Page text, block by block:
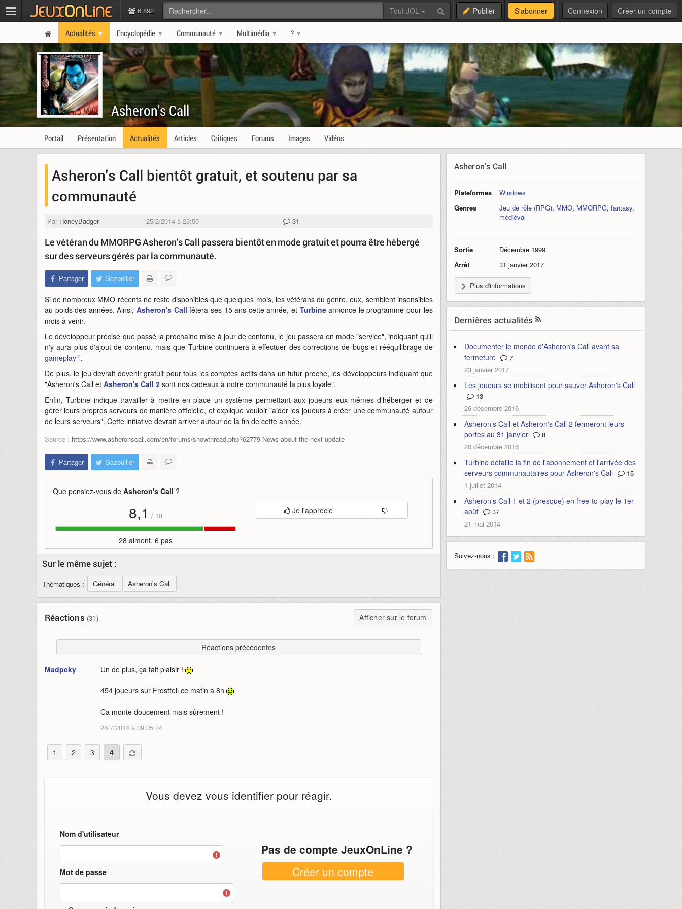
6 892 Tout JOL Publier S'abonner Connexion Créer un compte
Actualités Encyclopédie Communauté Multimédia ?
Asheron's Call
Portail Présentation Actualités Articles Critiques Forums Images Vidéos
Asheron's Call bientôt gratuit, et soutenu par sa
communauté
Par HoneyBadger 25/2/2014 à 23:50 31
Le vétéran du MMORPG Asheron's Call passera bientôt en mode gratuit et pourra être hébergé
sur des serveurs gérés par la communauté.
Partager Gazouiller
Si de nombreux MMO récents ne reste disponibles que quelques mois, les vétérans du genre, eux, semblent insensibles
au poids des années. Ainsi,Asheron's Call fêtera ses 15 ans cette année, et Turbineannonce le programme pour les
mois à venir.
Le développeur précise que passé la prochaine mise à jour de contenu, le jeu passera en mode "service", indiquant qu'il
n'y aura plus d'ajout de contenu, mais que Turbine continuera à effectuer des corrections de bugs et rééquilibrage de
gameplay .
De plus, le jeu devrait devenir gratuit pour tous les comptes actifs dans un futur proche, les développeurs indiquant que
"Asheron's Call et Asheron's Call 2 sont nos cadeaux à notre communauté la plus loyale".
Enfin, Turbine indique travailler à mettre en place un système permettant aux joueurs eux-mêmes d'héberger et de
gérer leurs propres serveurs de manière officielle, et explique vouloir "aider les joueurs à créer une communauté autour
de leurs serveurs". Cette initiative devrait arriver autour de la fin de cette année.
Source : https://www.asheronscall.com/en/forums/showthread.php?62779-News-about-the-next-update
Partager Gazouiller
Que pensiez-vous de Asheron's Call ?
8,1 / 10
28 aiment, 6 pas
Je l'apprécie
Sur le même sujet :
Thématiques : Général Asheron's Call
Réactions (31) Afficher sur le forum
Réactions précédentes
Madpeky Un de plus, ça fait plaisir !
454 joueurs sur Frostfell ce matin à 8h
Ca monte doucement mais sûrement !
28/7/2014 à 09:05:04
1 2 3 4
Vous devez vous identifier pour réagir.
Nom d'utilisateur
Mot de passe
Pas de compte JeuxOnLine ?
Créer un compte
Asheron's Call
Plateformes
Windows
Genres
Jeu de rôle (RPG), MMO, MMORPG, fantasy,
médiéval
Sortie
Décembre 1999
Arrêt
31 janvier 2017
Plus d'informations
Dernières actualités
Documenter le monde d'Asheron's Call avant sa
fermeture
7
23 janvier 2017
Les joueurs se mobilisent pour sauver Asheron's Call
13
26 décembre 2016
Asheron's Call et Asheron's Call 2 fermeront leurs
portes au 31 janvier
8
20 décembre 2016
Turbine détaille la fin de l'abonnement et l'arrivée des
serveurs communautaires pour Asheron's Call
15
1 juillet 2014
Asheron's Call 1 et 2 (presque) en free-to-play le 1er
août
37
21 mai 2014
Suivez-nous :